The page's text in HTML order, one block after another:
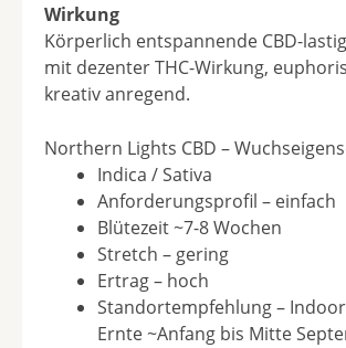
Wirkung
Körperlich entspannende CBD-
mit dezenter THC-Wirkung,
kreativ anregend.
Northern Lights CBD –
Indica / Sativa
Anforderungsprofil – einfach
Blütezeit ~7-8 Wochen
Stretch – gering
Ertrag – hoch
Standortempfehlung –
Ernte ~Anfang bis Mitte